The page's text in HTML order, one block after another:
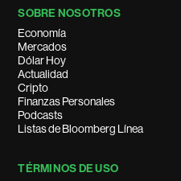
SOBRE NOSOTROS
Economía
Mercados
Dólar Hoy
Actualidad
Cripto
Finanzas Personales
Podcasts
Listas de Bloomberg Línea
TÉRMINOS DE USO